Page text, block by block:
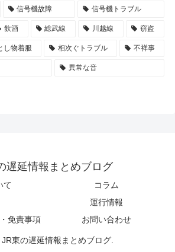
信号機故障 信号機トラブル
飲酒 総武線 川越線 窃盗
し物着服 相次ぐトラブル 不祥事
異常な音
遅延情報まとめブログ
て
コラム
運行情報
免責事項
お問い合わせ
東の遅延情報まとめブログ.